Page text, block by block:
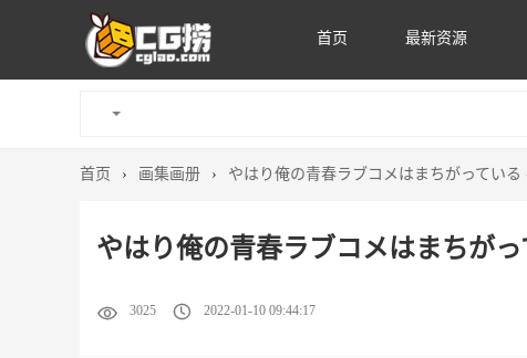
首页 最新资源
首页 › 画集画册 › やはり俺の青春ラブコメはまちがっている
やはり俺の青春ラブコメはまちが
3025 2022-01-10 09:44:17